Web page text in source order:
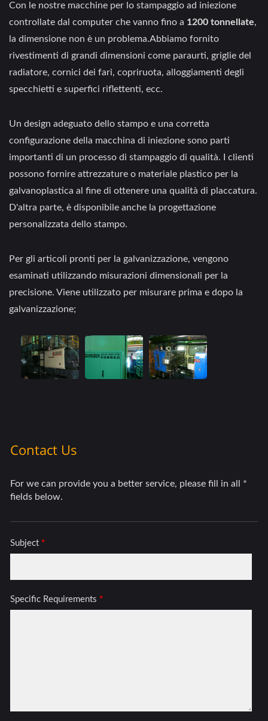
Con le nostre macchine per lo stampaggio ad iniezione
controllate dal computer che vanno fino a 1200 tonnellate,
la dimensione non è un problema.Abbiamo fornito
rivestimenti di grandi dimensioni come paraurti, griglie del
radiatore, cornici dei fari, copriruota, alloggiamenti degli
specchietti e superfici riflettenti, ecc.
Un design adeguato dello stampo e una corretta
configurazione della macchina di iniezione sono parti
importanti di un processo di stampaggio di qualità. I clienti
possono fornire attrezzature o materiale plastico per la
galvanoplastica al fine di ottenere una qualità di placcatura.
D'altra parte, è disponibile anche la progettazione
personalizzata dello stampo.
Per gli articoli pronti per la galvanizzazione, vengono
esaminati utilizzando misurazioni dimensionali per la
precisione. Viene utilizzato per misurare prima e dopo la
galvanizzazione;